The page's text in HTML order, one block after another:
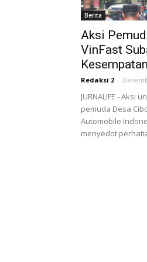
Berita
Aksi
VinFast
Redaksi 2 -
JURNALIFE -
pemuda Desa
Automobile
menyedot